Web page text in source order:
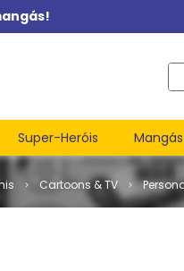
O
Super-Heróis Mangás
Cartoons & TV